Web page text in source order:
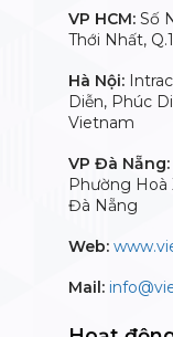
VP HCM: Số
Thới Nhất,
Hà Nội:
Diễn, Phúc
Vietnam
VP Đà Nẵng:
Phường Hoà
Đà Nẵng
Web:
Mail: